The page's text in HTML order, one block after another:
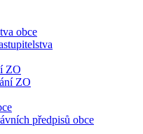
obce
ZO
ZO
předpisů obce